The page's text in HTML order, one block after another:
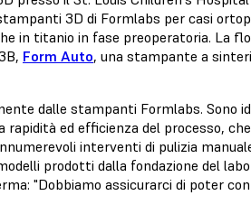
3D di Formlabs per casi
in titanio in fase preoperatoria. La
Form Auto, una stampante a
dalle stampanti Formlabs. Sono
rapidità ed efficienza del processo,
interventi di pulizia
prodotti dalla fondazione del
"Dobbiamo assicurarci di poter